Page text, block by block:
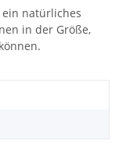
ein natürliches
in der Größe,